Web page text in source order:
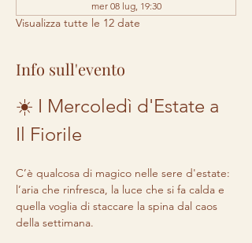
mer 08 lug, 19:30
Visualizza tutte le 12 date
Info sull'evento
☀️ I Mercoledì d'Estate a
Il Fiorile
C’è qualcosa di magico nelle sere d'estate:
l’aria che rinfresca, la luce che si fa calda e
quella voglia di staccare la spina dal caos
della settimana.